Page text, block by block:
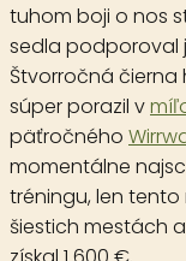
tuhom boji o nos
sedla podporoval
Štvorročná čierna
súper porazil v
päťročného
momentálne
tréningu, len
šiestich mestách